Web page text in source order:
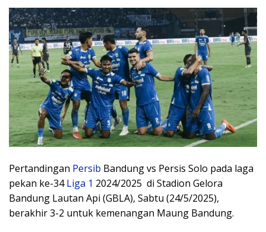
Pertandingan Persib Bandung vs Persis Solo pada laga
pekan ke-34Liga 1 2024/2025 di Stadion Gelora
Bandung Lautan Api (GBLA), Sabtu (24/5/2025),
berakhir 3-2 untuk kemenangan Maung Bandung.